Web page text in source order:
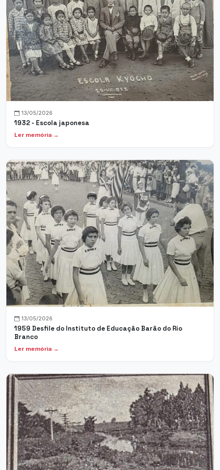
13/05/2026
1932 - Escola japonesa
Ler memória →
13/05/2026
1959 Desfile do Instituto de Educação Barão do Rio
Branco
Ler memória →